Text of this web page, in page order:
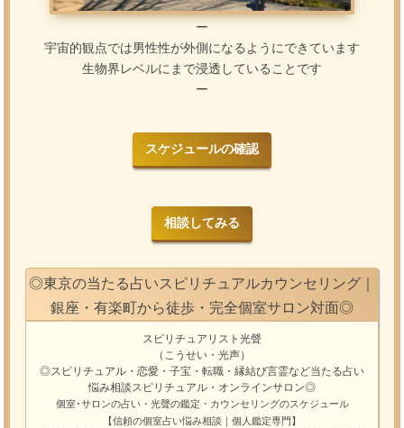
ー
宇宙的観点では男性性が外側になるようにできています
生物界レベルにまで浸透していることです
ー
スケジュールの確認
相談してみる
◎東京の当たる占いスピリチュアルカウンセリング｜
銀座・有楽町から徒歩・完全個室サロン対面◎
スピリチュアリスト光聲
（こうせい・光声）
◎スピリチュアル・恋愛・子宝・転職・縁結び言霊など当たる占い
悩み相談スピリチュアル・オンラインサロン◎
個室･サロンの占い・光聲の鑑定・カウンセリングのスケジュール
【信頼の個室占い悩み相談｜個人鑑定専門】